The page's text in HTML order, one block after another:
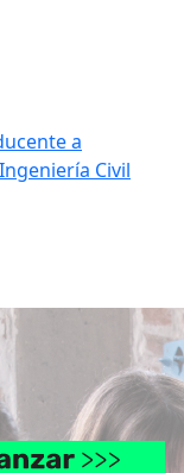
a
Civil